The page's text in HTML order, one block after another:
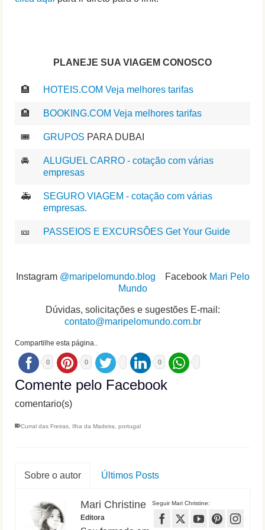
PLANEJE SUA VIAGEM CONOSCO
🏨 HOTEIS.COM Veja melhores tarifas
🏨 BOOKING.COM Veja melhores tarifas
🎟️ GRUPOS PARA DUBAI
🚘
ALUGUEL CARRO - cotação com várias
empresas
🚑
SEGURO VIAGEM - cotação com várias
empresas.
🎫 PASSEIOS E EXCURSÕES Get Your Guide
Instagram @maripelomundo.blog Facebook Mari Pelo
Mundo
Dúvidas, solicitações e sugestões E-mail:
contato@maripelomundo.com.br
Compartilhe esta página..
0 0 0
Comente pelo Facebook
comentario(s)
Curral das Freiras Ilha da Madeira portugal
Sobre o autor Últimos Posts
Seguir Mari Christine:
Mari Christine
Editora